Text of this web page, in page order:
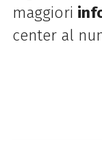
maggiori
center al